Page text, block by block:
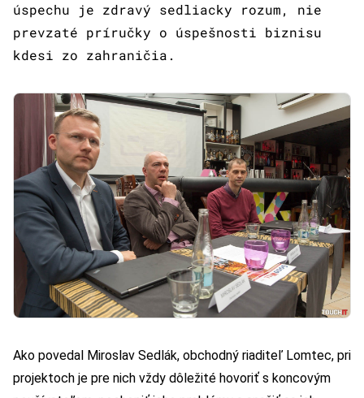
úspechu je zdravý sedliacky rozum, nie
prevzaté príručky o úspešnosti biznisu
kdesi zo zahraničia.
Ako povedal Miroslav Sedlák, obchodný riaditeľ Lomtec, pri
projektoch je pre nich vždy dôležité hovoriť s koncovým